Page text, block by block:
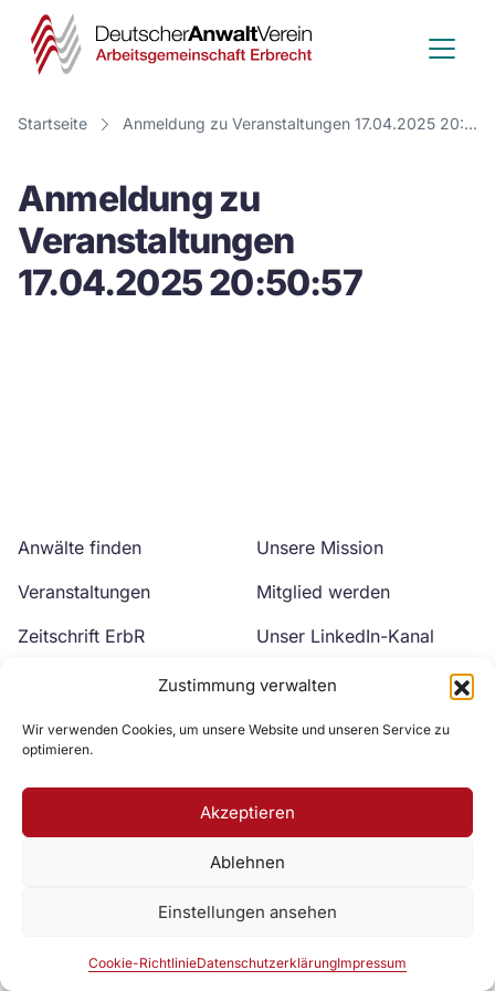
Zustimmung verwalten
Wir verwenden Cookies, um unsere Website und unseren Service zu
optimieren.
Akzeptieren
Ablehnen
Einstellungen ansehen
Cookie-RichtlinieDatenschutzerklärungImpressum
Deutscher
Anwalt
Verein
Startseite Anmeldung zu Veranstaltungen 17.04.2025 20:50:57
Anmeldung zu
Veranstaltungen
17.04.2025 20:50:57
Anwälte finden
Veranstaltungen
Zeitschrift ErbR
Unsere Mission
Mitglied werden
Unser LinkedIn-Kanal
Unser YouTube-Kanal
Zur DAV Webseite